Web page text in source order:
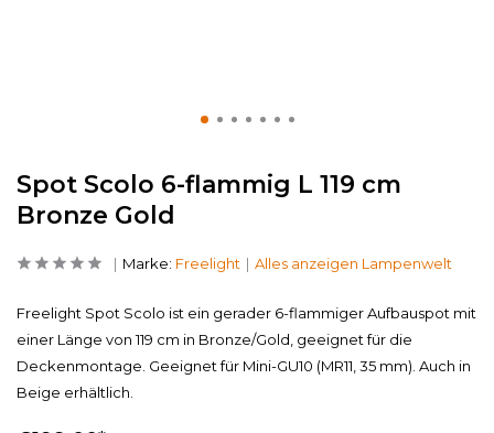
Spot Scolo 6-flammig L 119 cm
Bronze Gold
Marke: Freelight Alles anzeigen Lampenwelt
Freelight Spot Scolo ist ein gerader 6-flammiger Aufbauspot mit
einer Länge von 119 cm in Bronze/Gold, geeignet für die
Deckenmontage. Geeignet für Mini-GU10 (MR11, 35 mm). Auch in
Beige erhältlich.